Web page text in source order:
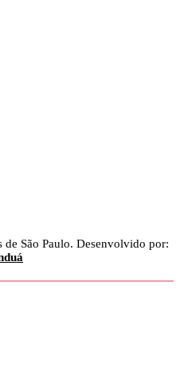
São Paulo. Desenvolvido por: